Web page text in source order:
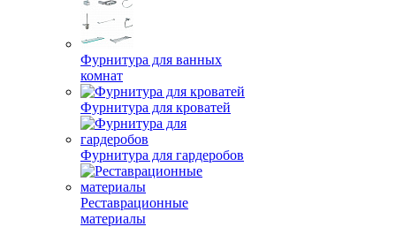
Фурнитура для ванных
комнат
Фурнитура для кроватей
Фурнитура для гардеробов
Реставрационные
материалы